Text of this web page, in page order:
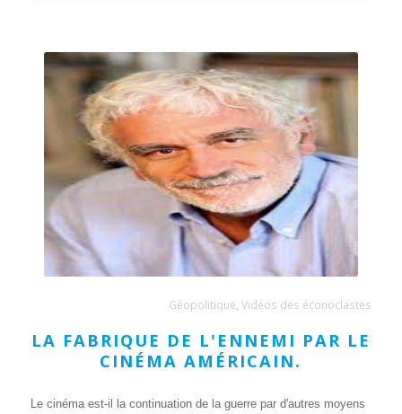
Géopolitique ,Vidéos des éconoclastes
LA FABRIQUE DE L'ENNEMI PAR LE
CINÉMA AMÉRICAIN.
Le cinéma est-il la continuation de la guerre par d'autres moyens